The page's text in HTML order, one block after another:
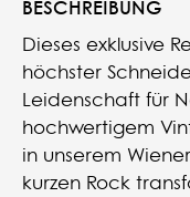
BESCHREIBUNG
Dieses exklusive
höchster
Leidenschaft für
hochwertigem
in unserem
kurzen Rock